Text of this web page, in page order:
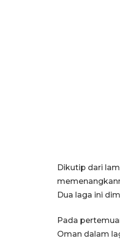
Dikutip dari
Dua laga ini
Pada
Oman dalam